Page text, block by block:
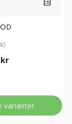
kr
varianter